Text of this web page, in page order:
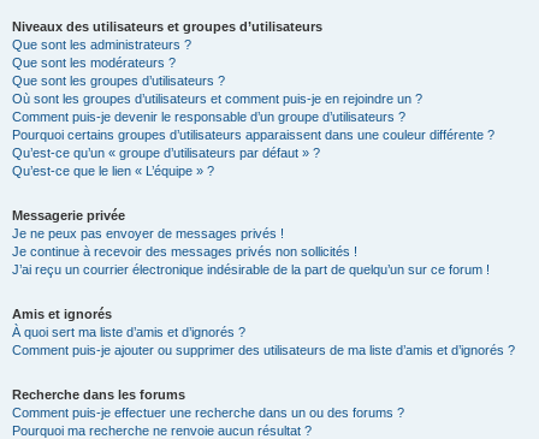
Niveaux des utilisateurs et groupes d’utilisateurs
Que sont les administrateurs ?
Que sont les modérateurs ?
Que sont les groupes d’utilisateurs ?
Où sont les groupes d’utilisateurs et comment puis-je en rejoindre un ?
Comment puis-je devenir le responsable d’un groupe d’utilisateurs ?
Pourquoi certains groupes d’utilisateurs apparaissent dans une couleur différente ?
Qu’est-ce qu’un « groupe d’utilisateurs par défaut » ?
Qu’est-ce que le lien « L’équipe » ?
Messagerie privée
Je ne peux pas envoyer de messages privés !
Je continue à recevoir des messages privés non sollicités !
J’ai reçu un courrier électronique indésirable de la part de quelqu’un sur ce forum !
Amis et ignorés
À quoi sert ma liste d’amis et d’ignorés ?
Comment puis-je ajouter ou supprimer des utilisateurs de ma liste d’amis et d’ignorés ?
Recherche dans les forums
Comment puis-je effectuer une recherche dans un ou des forums ?
Pourquoi ma recherche ne renvoie aucun résultat ?